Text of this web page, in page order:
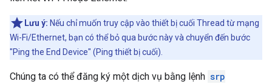
Lưu ý: Nếu chỉ muốn truy cập vào thiết bị cuối Thread từ mạng
Wi-Fi/Ethernet, bạn có thể bỏ qua bước này và chuyển đến bước
"Ping the End Device" (Ping thiết bị cuối).
Chúng ta có thể đăng ký một dịch vụ bằng lệnh srp